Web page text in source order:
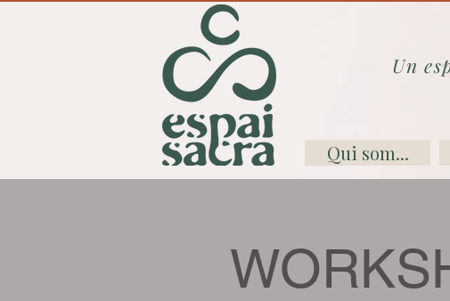
Un
Qui som...